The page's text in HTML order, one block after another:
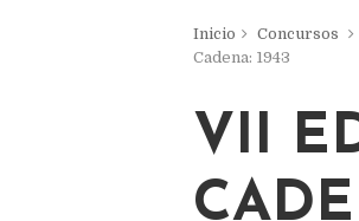
Inicio Concursos
Cadena: 1943
VII